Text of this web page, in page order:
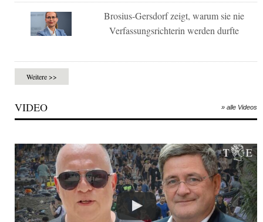
Brosius-Gersdorf zeigt, warum sie nie
Verfassungsrichterin werden durfte
Weitere >>
VIDEO » alle Videos